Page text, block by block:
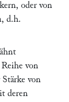
oder von
d.h.
von
von
deren